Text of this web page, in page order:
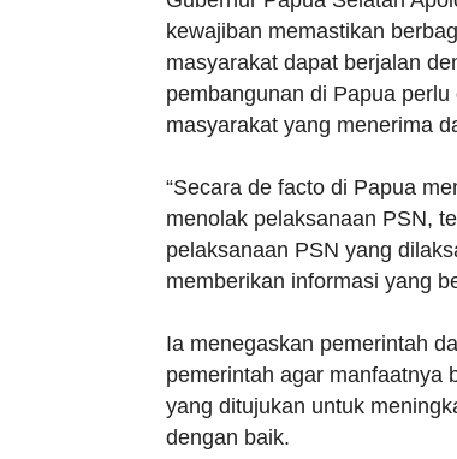
kewajiban memastikan
masyarakat dapat berjalan
pembangunan di Papua
masyarakat yang menerima
“Secara de facto di Papua
menolak pelaksanaan PSN,
pelaksanaan PSN yang
memberikan informasi yang
Ia menegaskan pemerintah
pemerintah agar manfaatnya
yang ditujukan untuk
dengan baik.